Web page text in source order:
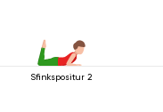
Sfinkspositur 2